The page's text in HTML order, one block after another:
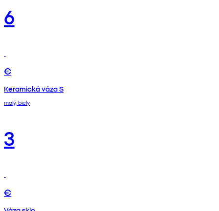
6
€
Keramická váza S
malý, biely
3
€